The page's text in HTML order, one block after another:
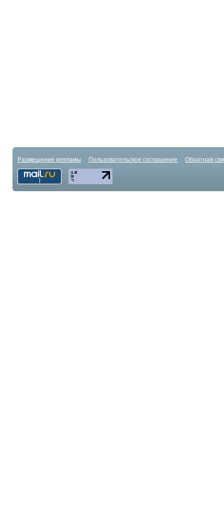
Размещение рекламы Пользовательское соглашение Обратная